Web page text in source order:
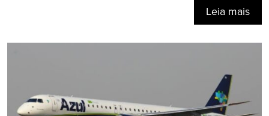
Leia mais